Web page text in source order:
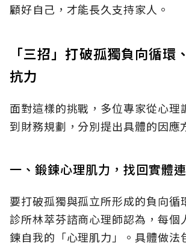
顧好自己，才能長久支持家人。
「三招」打破孤獨負向循環
抗力
面對這樣的挑戰，多位專家從心理
到財務規劃，分別提出具體的因應
一、鍛鍊心理肌力，找回實體
要打破孤獨與孤立所形成的負向循
診所林萃芬諮商心理師認為，每個
鍊自我的「心理肌力」。具體做法